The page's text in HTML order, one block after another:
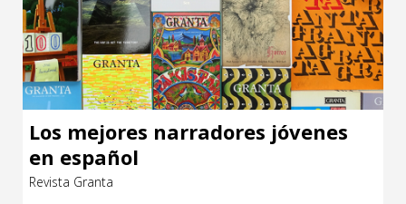
Los mejores narradores jóvenes
en español
Revista Granta